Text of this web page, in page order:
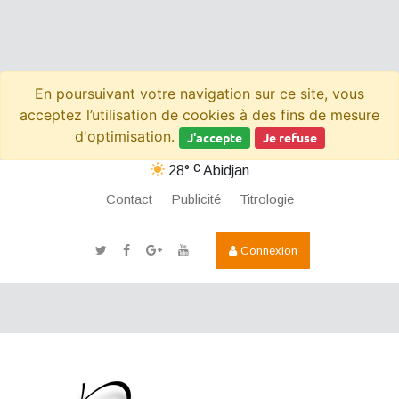
En poursuivant votre navigation sur ce site, vous
acceptez l’utilisation de cookies à des fins de mesure
d'optimisation.
J'accepte Je refuse
28° c Abidjan
Contact
Publicité Titrologie
Connexion